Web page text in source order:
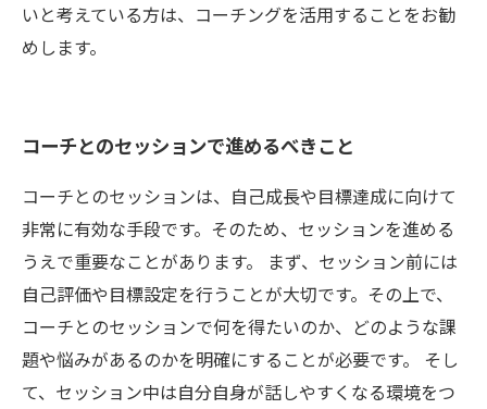
いと考えている方は、コーチングを活用することをお勧
めします。
コーチとのセッションで進めるべきこと
コーチとのセッションは、自己成長や目標達成に向けて
非常に有効な手段です。そのため、セッションを進める
うえで重要なことがあります。 まず、セッション前には
自己評価や目標設定を行うことが大切です。その上で、
コーチとのセッションで何を得たいのか、どのような課
題や悩みがあるのかを明確にすることが必要です。 そし
て、セッション中は自分自身が話しやすくなる環境をつ